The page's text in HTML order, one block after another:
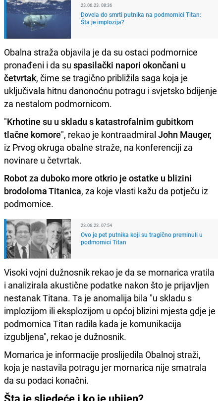
23.06.23. 08:36
Dovela do smrti putnika na podmornici Titan:
Šta je implozija?
Obalna straža objavila je da su ostaci podmornice
pronađeni i da su spasilački napori okončani u
četvrtak, čime se tragično približila saga koja je
uključivala hitnu danonoćnu potragu i svjetsko bdijenje
za nestalom podmornicom.
"Krhotine su u skladu s katastrofalnim gubitkom
tlačne komore", rekao je kontraadmiral John Mauger,
iz Prvog okruga obalne straže, na konferenciji za
novinare u četvrtak.
Robot za duboko more otkrio je ostatke u blizini
brodoloma Titanica, za koje vlasti kažu da potječu iz
podmornice.
23.06.23. 07:54
Ovo je pet putnika koji su tragično preminuli u
podmornici Titan
Visoki vojni dužnosnik rekao je da se mornarica vratila
i analizirala akustične podatke nakon što je prijavljen
nestanak Titana. Ta je anomalija bila "u skladu s
implozijom ili eksplozijom u općoj blizini mjesta gdje je
podmornica Titan radila kada je komunikacija
izgubljena", rekao je dužnosnik.
Mornarica je informacije proslijedila Obalnoj straži,
koja je nastavila potragu jer mornarica nije smatrala
da su podaci konačni.